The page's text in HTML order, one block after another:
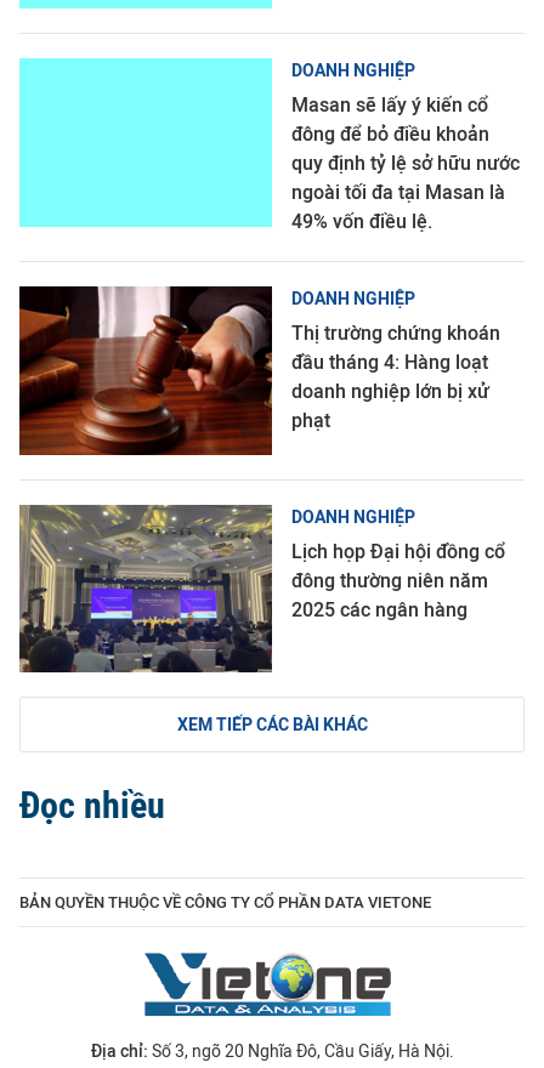
DOANH NGHIỆP
Masan sẽ lấy ý kiến cổ
đông để bỏ điều khoản
quy định tỷ lệ sở hữu nước
ngoài tối đa tại Masan là
49% vốn điều lệ.
DOANH NGHIỆP
Thị trường chứng khoán
đầu tháng 4: Hàng loạt
doanh nghiệp lớn bị xử
phạt
DOANH NGHIỆP
Lịch họp Đại hội đồng cổ
đông thường niên năm
2025 các ngân hàng
XEM TIẾP CÁC BÀI KHÁC
Đọc nhiều
BẢN QUYỀN THUỘC VỀ CÔNG TY CỔ PHẦN DATA VIETONE
Địa chỉ: Số 3, ngõ 20 Nghĩa Đô, Cầu Giấy, Hà Nội.